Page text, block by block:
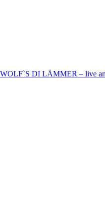
WOLF`S DI LÄMMER – live